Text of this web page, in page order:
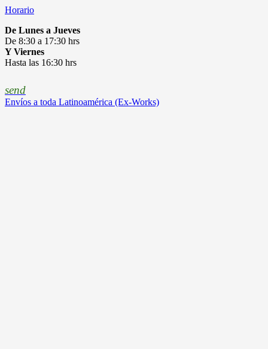
Horario
De Lunes a Jueves
De 8:30 a 17:30 hrs
Y Viernes
Hasta las 16:30 hrs
send
Envíos a toda Latinoamérica (Ex-Works)